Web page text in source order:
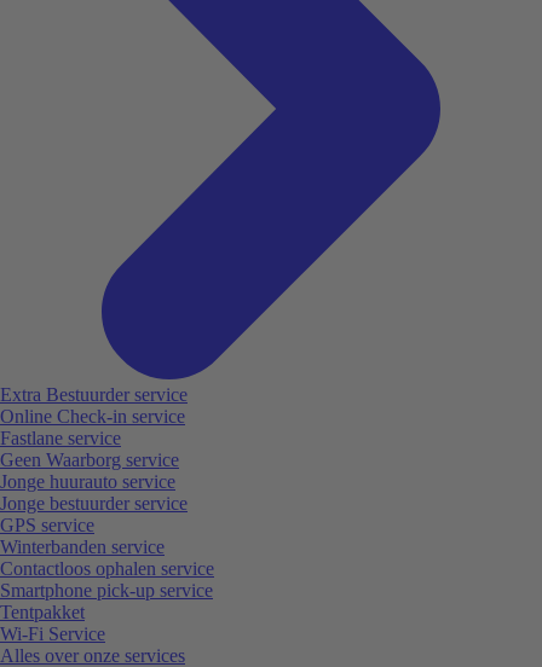
Extra Bestuurder service
Online Check-in service
Fastlane service
Geen Waarborg service
Jonge huurauto service
Jonge bestuurder service
GPS service
Winterbanden service
Contactloos ophalen service
Smartphone pick-up service
Tentpakket
Wi-Fi Service
Alles over onze services